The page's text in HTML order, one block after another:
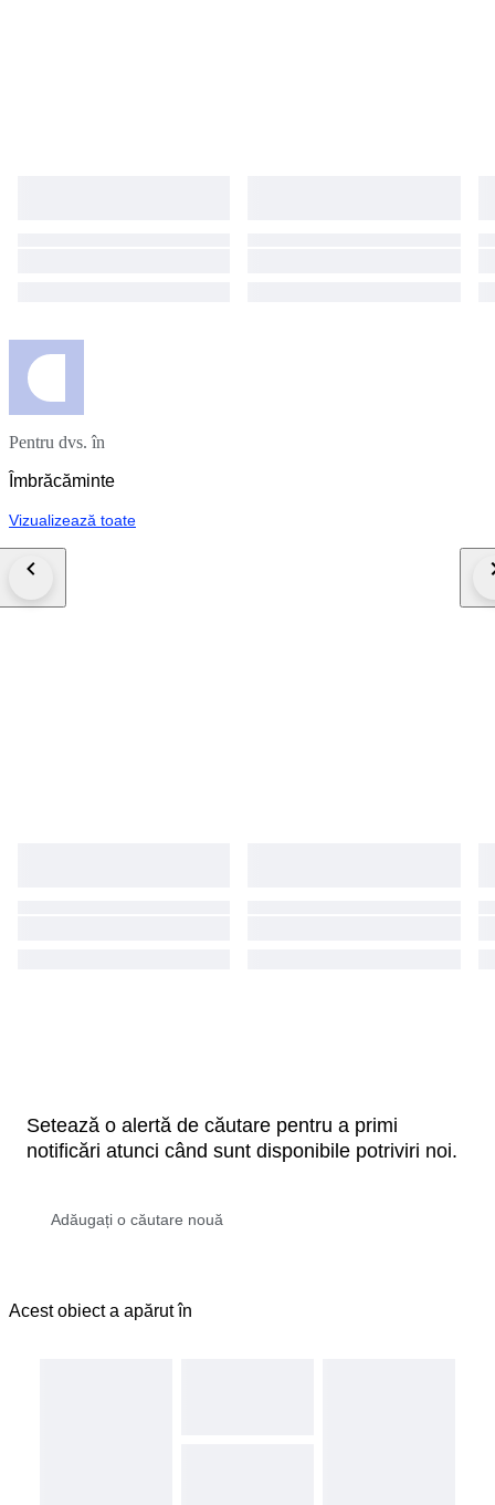
Pentru dvs. în
Îmbrăcăminte
Vizualizează toate
Setează o alertă de căutare pentru a primi
notificări atunci când sunt disponibile potriviri noi.
Acest obiect a apărut în